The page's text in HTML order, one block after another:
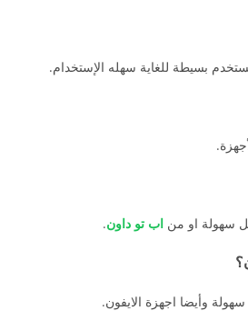
بسيطة للغاية سهله الإستخدام.
سهولة او من اب تو داون.
وأيضا اجهزة الايفون.